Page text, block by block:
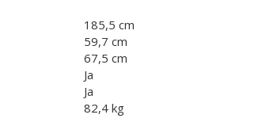
185,5 cm
59,7 cm
67,5 cm
Ja
Ja
82,4 kg